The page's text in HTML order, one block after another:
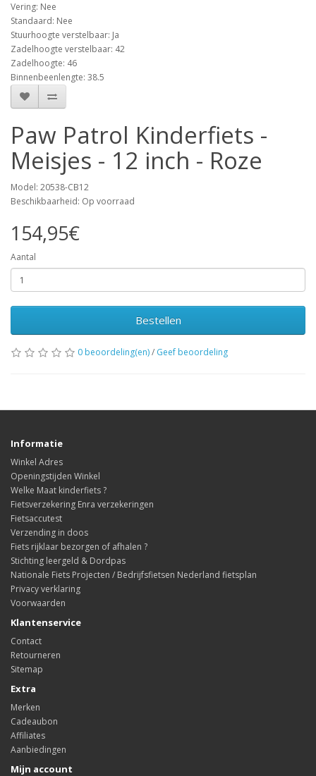
Vering: Nee
Standaard: Nee
Stuurhoogte verstelbaar: Ja
Zadelhoogte verstelbaar: 42
Zadelhoogte: 46
Binnenbeenlengte: 38.5
Paw Patrol Kinderfiets -
Meisjes - 12 inch - Roze
Model: 20538-CB12
Beschikbaarheid: Op voorraad
154,95€
Aantal
Bestellen
0 beoordeling(en)/ Geef beoordeling
Informatie
Winkel Adres
Openingstijden Winkel
Welke Maat kinderfiets ?
Fietsverzekering Enra verzekeringen
Fietsaccutest
Verzending in doos
Fiets rijklaar bezorgen of afhalen ?
Stichting leergeld & Dordpas
Nationale Fiets Projecten / Bedrijfsfietsen Nederland fietsplan
Privacy verklaring
Voorwaarden
Klantenservice
Contact
Retourneren
Sitemap
Extra
Merken
Cadeaubon
Affiliates
Aanbiedingen
Mijn account